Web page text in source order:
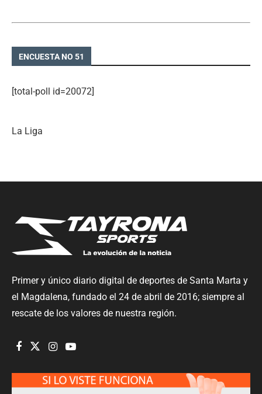
ENCUESTA NO 51
[total-poll id=20072]
La Liga
Primer y único diario digital de deportes de Santa Marta y
el Magdalena, fundado el 24 de abril de 2016; siempre al
rescate de los valores de nuestra región.